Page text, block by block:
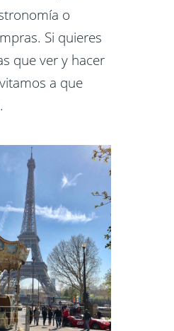
o
Si quieres
que ver y hacer
a que